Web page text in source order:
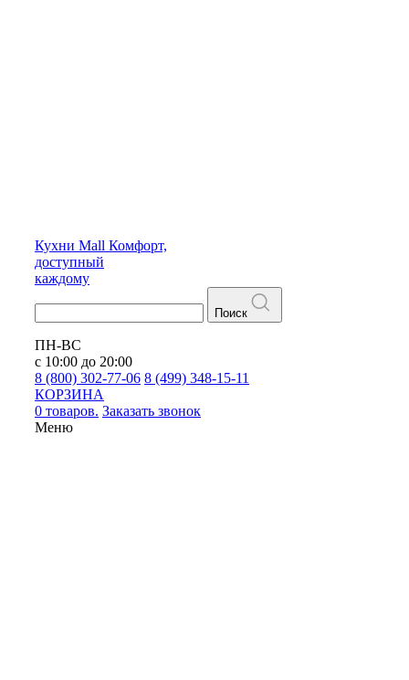
Кухни Mall Комфорт,
доступный
каждому
Поиск
ПН-ВС
с 10:00 до 20:00
8 (800) 302-77-06 8 (499) 348-15-11
КОРЗИНА
0 товаров. Заказать звонок
Меню